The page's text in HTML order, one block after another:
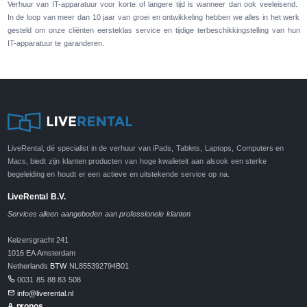
Verhuur van IT-apparatuur voor korte of langere tijd is wanneer dan ook veeleisend.
In de loop van meer dan 10 jaar van groei en ontwikkeling hebben we alles in het werk
gesteld om onze cliënten eersteklas service en tijdige terbeschikkingstelling van hun
IT-apparatuur te garanderen.
LiveRental, dé specialist in de verhuur van iPads, Tablets, Laptops, Computers en
Macs, biedt zijn klanten producten van hoge kwalieteit aan alsook een sterke
begeleiding en houdt er een actieve en uitstekende service op na.
LiveRental B.V.
Services alleen aangeboden aan professionele klanten
Keizersgracht 241
1016 EA Amsterdam
Netherlands BTWNL855392794B01
0031 85 88 83 508
info@liverental.nl